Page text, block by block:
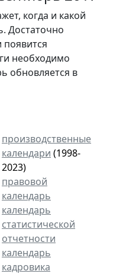
когда и какой
Достаточно
необходимо
обновляется в
производственные
календари (1998-
2023)
правовой
календарь
календарь
статистической
отчетности
календарь
кадровика